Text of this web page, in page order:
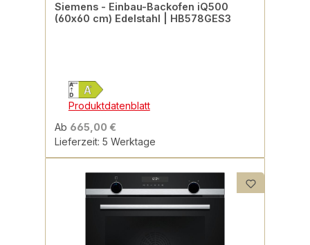
Siemens - Einbau-Backofen iQ500
(60x60 cm) Edelstahl | HB578GES3
Produktdatenblatt
Ab 665,00 €
Lieferzeit: 5 Werktage